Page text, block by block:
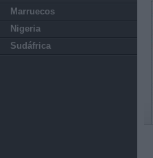
Marruecos
Nigeria
Sudáfrica